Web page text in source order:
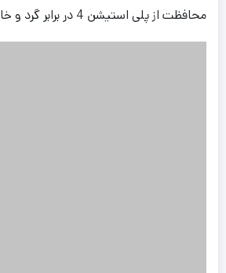
محافظت از پلی استیشن 4 در برابر گرد و خاک، خط و خش